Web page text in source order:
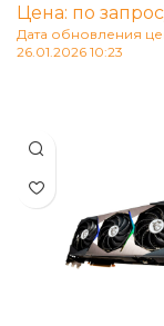
Цена: по
Дата обновления
26.01.2026 10:23